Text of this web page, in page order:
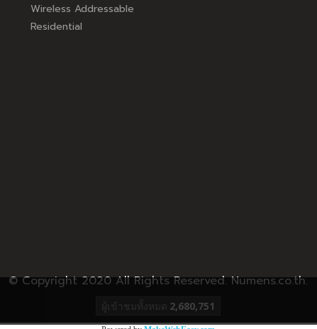
Wireless Addressable
Residential
© Copyright 2020 All Rights Reserved. Numens.co.th.
ผู้เข้าชมวันนี้ 1